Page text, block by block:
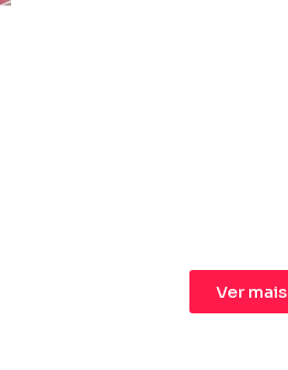
Ver mais